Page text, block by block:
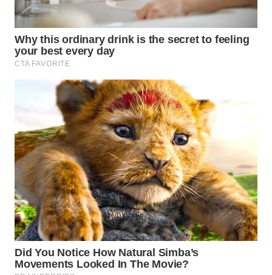
WN
KUNINGAN
WN
MAJALENGKA
WN
SUKABUMI
WN
PURWAKARTA
WN
PRIANGAN
TIMUR